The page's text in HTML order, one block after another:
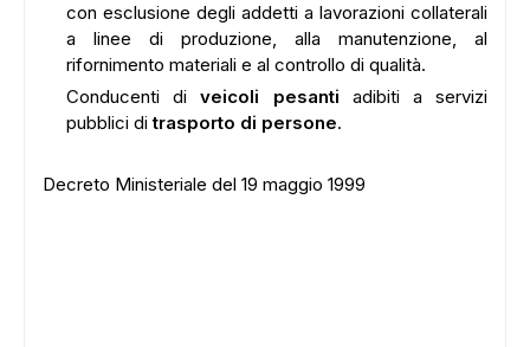
con esclusione degli addetti a lavorazioni collaterali
a linee di produzione, alla manutenzione, al
rifornimento materiali e al controllo di qualità.
Conducenti diveicoli pesanti adibiti a servizi
pubblici di trasporto di persone.
Decreto Ministeriale del 19 maggio 1999